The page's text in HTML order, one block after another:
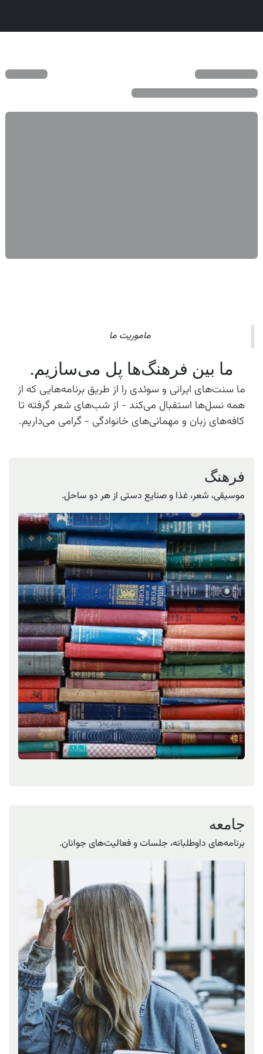
ماموریت ما
ما بین فرهنگ‌ها پل می‌سازیم.
ما سنت‌های ایرانی و سوئدی را از طریق برنامه‌هایی که از
همه نسل‌ها استقبال می‌کند - از شب‌های شعر گرفته تا
کافه‌های زبان و مهمانی‌های خانوادگی - گرامی می‌داریم.
فرهنگ
موسیقی، شعر، غذا و صنایع دستی از هر دو ساحل.
جامعه
برنامه‌های داوطلبانه، جلسات و فعالیت‌های جوانان.